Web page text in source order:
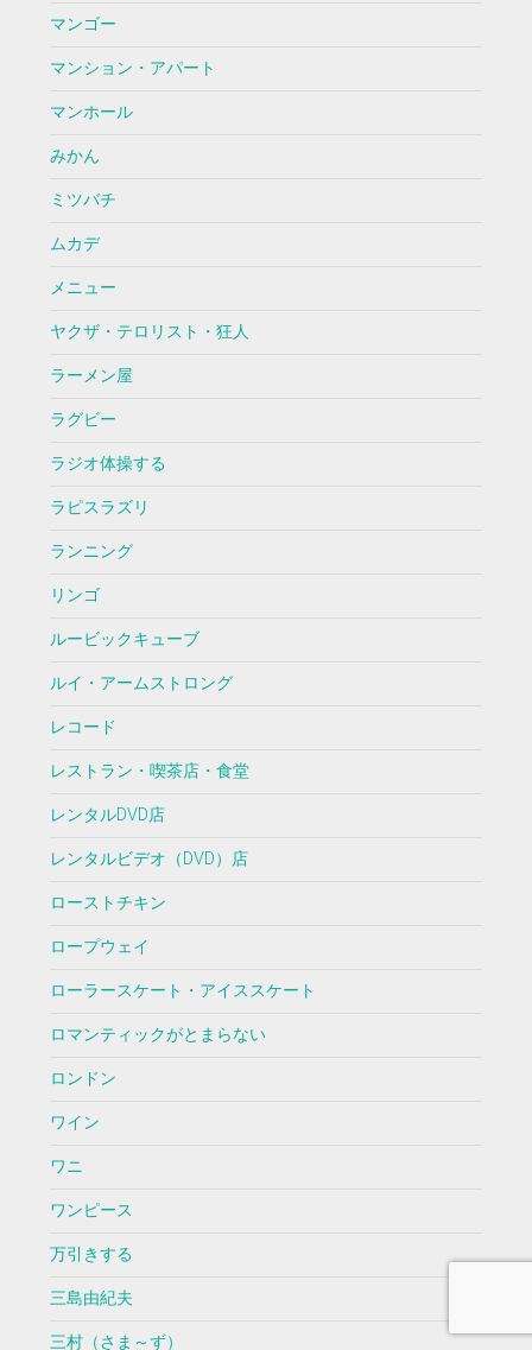
マンゴー
マンション・アパート
マンホール
みかん
ミツバチ
ムカデ
メニュー
ヤクザ・テロリスト・狂人
ラーメン屋
ラグビー
ラジオ体操する
ラピスラズリ
ランニング
リンゴ
ルービックキューブ
ルイ・アームストロング
レコード
レストラン・喫茶店・食堂
レンタルDVD店
レンタルビデオ（DVD）店
ローストチキン
ロープウェイ
ローラースケート・アイススケート
ロマンティックがとまらない
ロンドン
ワイン
ワニ
ワンピース
万引きする
三島由紀夫
三村（さま～ず）